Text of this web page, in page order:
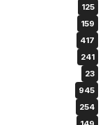
125
159
417
241
23
945
254